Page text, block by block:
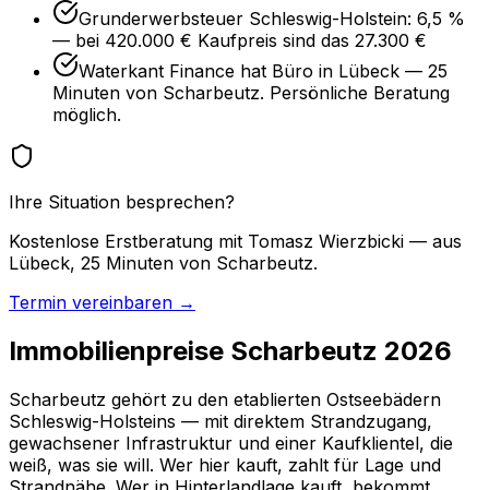
Grunderwerbsteuer Schleswig-Holstein: 6,5 %
— bei 420.000 € Kaufpreis sind das 27.300 €
Waterkant Finance hat Büro in Lübeck — 25
Minuten von Scharbeutz. Persönliche Beratung
möglich.
Ihre Situation besprechen?
Kostenlose Erstberatung mit Tomasz Wierzbicki — aus
Lübeck, 25 Minuten von Scharbeutz.
Termin vereinbaren →
Immobilienpreise Scharbeutz 2026
Scharbeutz gehört zu den etablierten Ostseebädern
Schleswig-Holsteins — mit direktem Strandzugang,
gewachsener Infrastruktur und einer Kaufklientel, die
weiß, was sie will. Wer hier kauft, zahlt für Lage und